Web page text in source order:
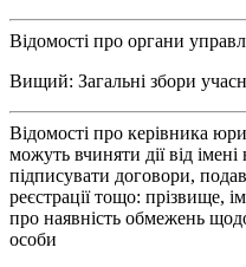
Відомості про органи
Вищий: Загальні збори
Відомості про керівника
можуть вчиняти дії від
підписувати договори,
реєстрації тощо: прізвище,
про наявність обмежень
особи